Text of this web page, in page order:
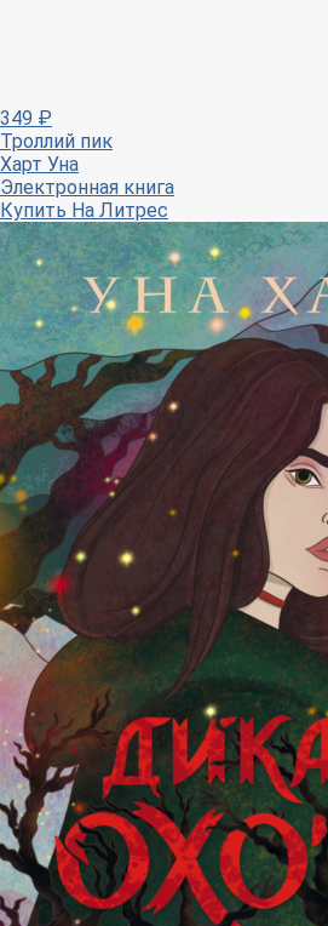
349 ₽
Троллий пик
Харт Уна
Электронная книга
Купить На Литрес